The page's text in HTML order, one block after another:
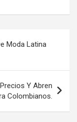
Moda Latina
Y Abren
Colombianos.